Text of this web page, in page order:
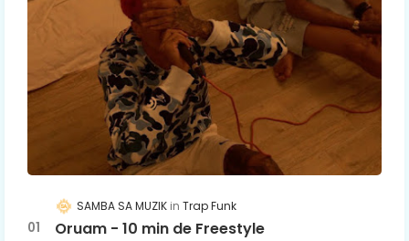
SAMBA SA MUZIK Trap Funk
Oruam - 10 min de Freestyle